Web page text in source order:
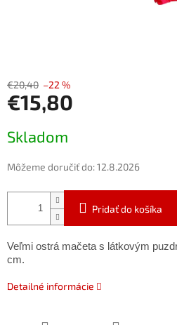
€20,40 –22 %
€15,80
cena:
Skladom
Môžeme doručiť do:12.8.2026
Pridať do košíka
Veľmi ostrá mačeta s látkovým
cm.
Detailné informácie